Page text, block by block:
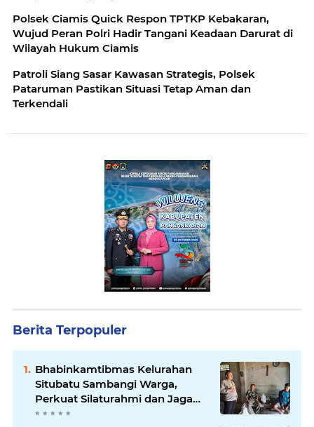
Polsek Ciamis Quick Respon TPTKP Kebakaran,
Wujud Peran Polri Hadir Tangani Keadaan Darurat di
Wilayah Hukum Ciamis
Patroli Siang Sasar Kawasan Strategis, Polsek
Pataruman Pastikan Situasi Tetap Aman dan
Terkendali
Berita Terpopuler
Bhabinkamtibmas Kelurahan
Situbatu Sambangi Warga,
Perkuat Silaturahmi dan Jaga
Kondusivitas Wilayah